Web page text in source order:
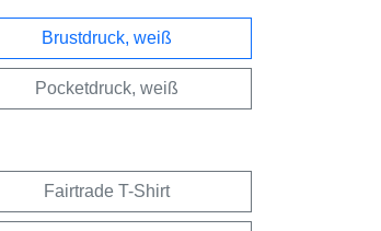
Brustdruck, weiß
Pocketdruck, weiß
Fairtrade T-Shirt